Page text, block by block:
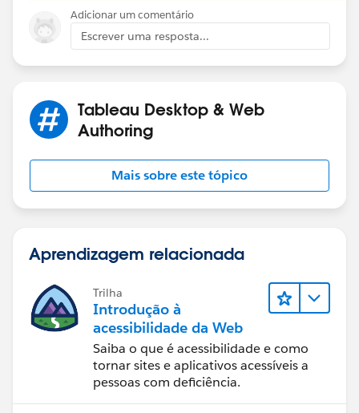
Adicionar um comentário
Escrever uma resposta...
Tableau Desktop & Web
Authoring
Mais sobre este tópico
Aprendizagem relacionada
Trilha
Introdução à
acessibilidade da Web
Saiba o que é acessibilidade e como
tornar sites e aplicativos acessíveis a
pessoas com deficiência.